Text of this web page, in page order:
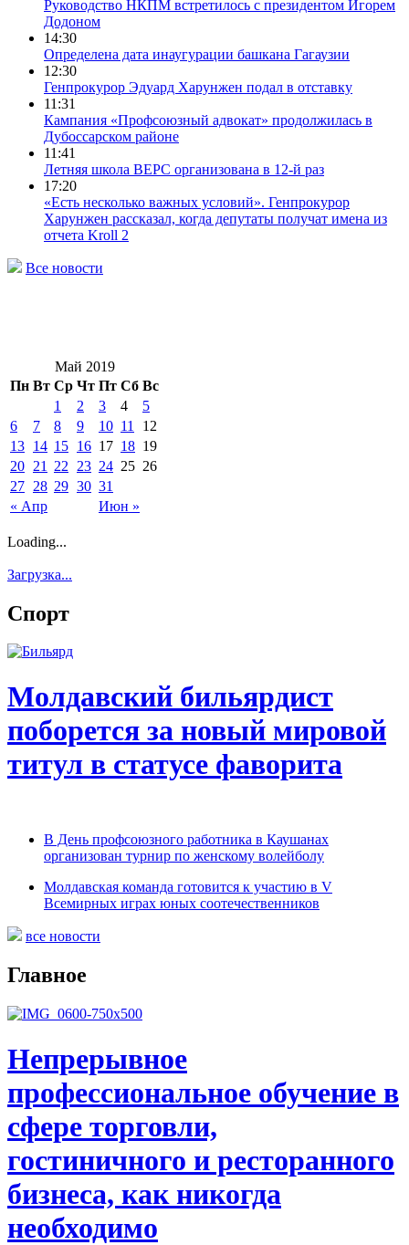
Руководство НКПМ встретилось с президентом Игорем
Додоном
14:30
Определена дата инаугурации башкана Гагаузии
12:30
Генпрокурор Эдуард Харунжен подал в отставку
11:31
Кампания «Профсоюзный адвокат» продолжилась в
Дубоссарском районе
11:41
Летняя школа ВЕРС организована в 12-й раз
17:20
«Есть несколько важных условий». Генпрокурор
Харунжен рассказал, когда депутаты получат имена из
отчета Kroll 2
Все новости
Май 2019
Пн Вт Ср Чт Пт Сб Вс
« Апр Июн »
1 2 3 4
5
6
7 8 9 10 11
12
13 14 15 16 17 18 19
20 21 22 23 24 25 26
27 28 29 30 31
Loading...
Загрузка...
Спорт
Молдавский бильярдист
поборется за новый мировой
титул в статусе фаворита
В День профсоюзного работника в Каушанах
организован турнир по женскому волейболу
Молдавская команда готовится к участию в V
Всемирных играх юных соотечественников
все новости
Главное
Непрерывное
профессиональное обучение в
сфере торговли,
гостиничного и ресторанного
бизнеса, как никогда
необходимо